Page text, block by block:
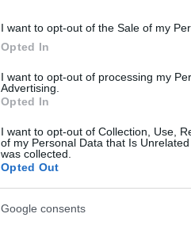
I want to opt-out of the Sale of my
Opted In
I want to opt-out of processing my
Advertising.
Opted In
I want to opt-out of Collection, Use,
of my Personal Data that Is
was collected.
Opted Out
Google consents
(2013)
hogy mindig tud
lehetőségek
gyakorol a